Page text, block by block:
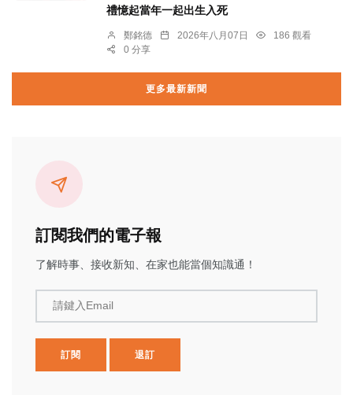
禮憶起當年一起出生入死
鄭銘德 2026年八月07日
186 觀看
0 分享
更多最新新聞
訂閱我們的電子報
了解時事、接收新知、在家也能當個知識通！
請鍵入Email
訂閱 退訂